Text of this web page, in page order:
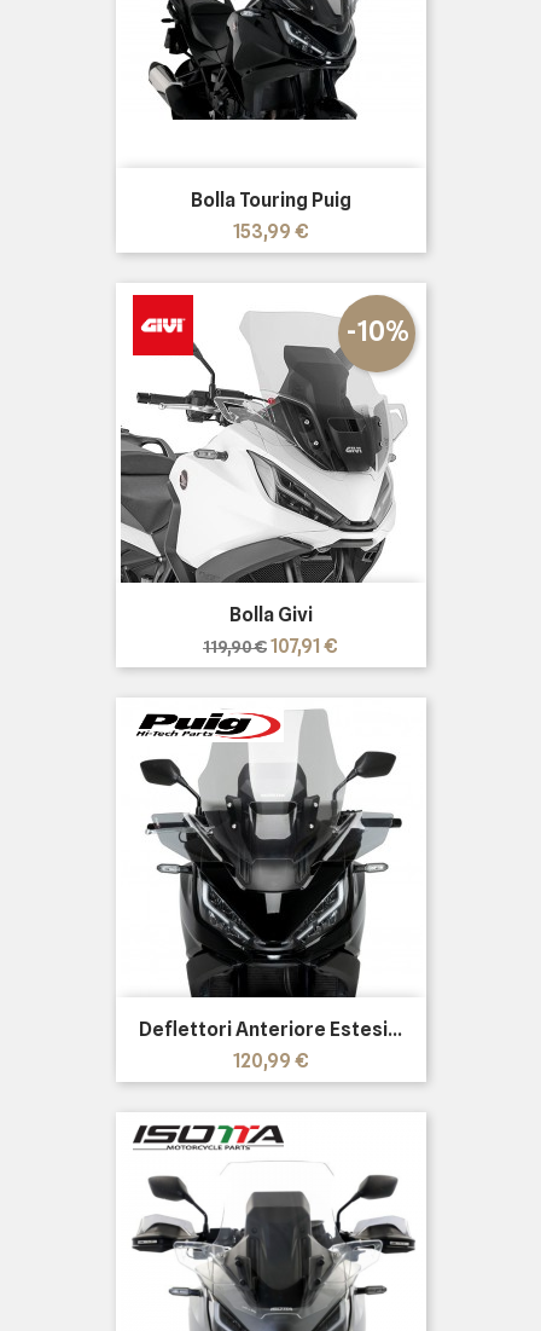
Bolla Touring Puig
Prezzo
153,99 €
Bolla Givi
Prezzo
base
119,90 €
-10%
Prezzo
107,91 €
Deflettori Anteriore Estesi...
Prezzo
120,99 €